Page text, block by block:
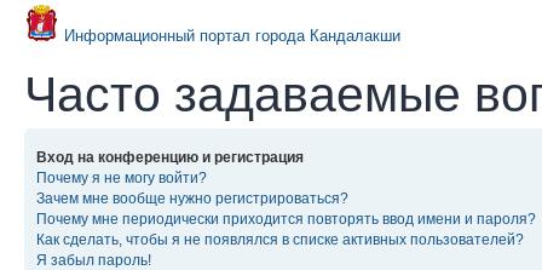
Информационный портал города Кандалакши
Часто задаваемые
Вход на конференцию и регистрация
Почему я не могу войти?
Зачем мне вообще нужно регистрироваться?
Почему мне периодически приходится повторять ввод имени и пароля?
Как сделать, чтобы я не появлялся в списке активных пользователей?
Я забыл пароль!